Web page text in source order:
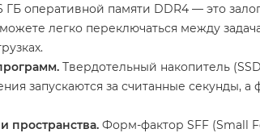
ГБ оперативной памяти DDR4 — это
легко переключаться между
Твердотельный накопитель
запускаются за считанные секунды,
пространства. Форм-фактор SFF (Small